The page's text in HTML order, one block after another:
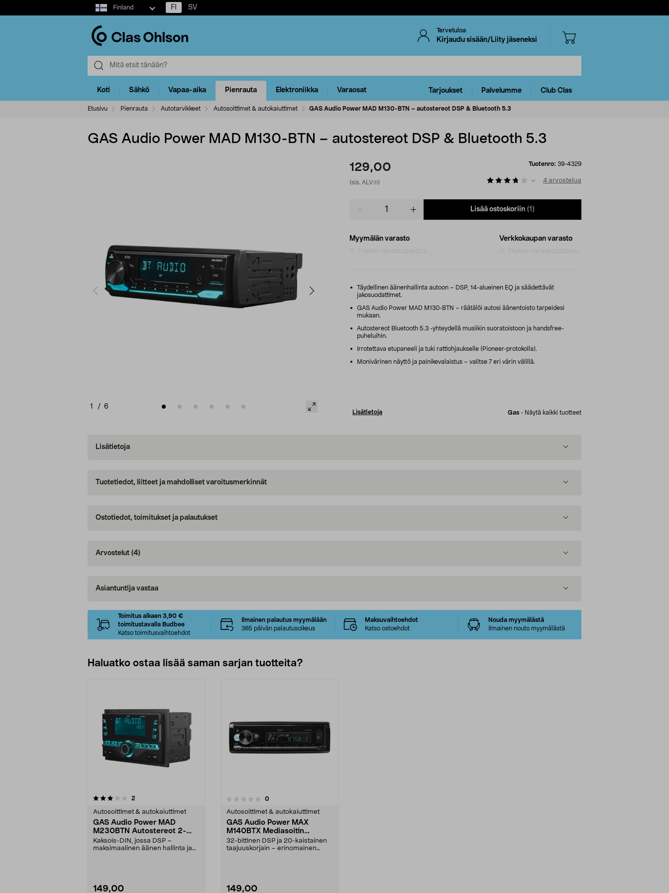
Select
market
Finland FI SV
Tervetuloa
Kirjaudu sisään/Liity jäseneksi
Koti Sähkö Vapaa-aika Pienrauta Elektroniikka Varaosat Tarjoukset Palvelumme Club Clas
Etusivu Pienrauta Autotarvikkeet Autosoittimet & autokaiuttimet GAS Audio Power MAD M130-BTN – autostereot DSP & Bluetooth 5.3
GAS Audio Power MAD M130-BTN – autostereot DSP & Bluetooth 5.3
1 / 6
129,00
(sis. ALV:n)
Tuotenro: 39-4329
4 arvostelua
Lisää ostoskoriin (1)
Myymälän varasto
Verkkokaupan varasto
Täydellinen äänenhallinta autoon – DSP, 14-alueinen EQ ja säädettävät
jakosuodattimet.
GAS Audio Power MAD M130-BTN – räätälöi autosi äänentoisto tarpeidesi
mukaan.
Autostereot Bluetooth 5.3 -yhteydellä musiikin suoratoistoon ja handsfree-
puheluihin.
Irrotettava etupaneeli ja tuki rattiohjaukselle (Pioneer-protokolla).
Monivärinen näyttö ja painikevalaistus – valitse 7 eri värin välillä.
Lisätietoja Gas - Näytä kaikki tuotteet
Lisätietoja
Tuotetiedot, liitteet ja mahdolliset varoitusmerkinnät
Ostotiedot, toimitukset ja palautukset
Arvostelut (4)
Asiantuntija vastaa
Toimitus alkaen 3,90 €
toimitustavalla Budbee
Katso toimitusvaihtoehdot
Ilmainen palautus myymälään
365 päivän palautusoikeus
Maksuvaihtoehdot
Katso ostoehdot
Nouda myymälästä
Ilmainen nouto myymälästä
Haluatko ostaa lisää saman sarjan tuotteita?
2
Autosoittimet & autokaiuttimet
GAS Audio Power MAD
M230BTN Autostereot 2-
DIN, BT, USB, AUX, DSP
Kaksois-DIN, jossa DSP –
maksimaalinen äänen hallinta ja
149,00
0.0viidestä
0arvostelut
Autosoittimet & autokaiuttimet
GAS Audio Power MAX
M140BTX Mediasoitin
Bluetooth, USB, DSP
32-bittinen DSP ja 20-kaistainen
taajuuskorjain – erinomainen
149,00